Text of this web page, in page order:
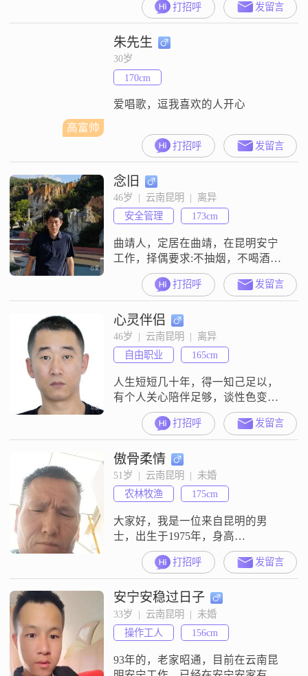
清茶和朋友一起分享。只想遇到个
喜欢的女人和我一起分享我的简单
快乐！！
打招呼 发留言
高富帅
朱先生
30岁
170cm
爱唱歌，逗我喜欢的人开心
打招呼 发留言
念旧
46岁  |  云南昆明  |  离异
安全管理
173cm
曲靖人，定居在曲靖，在昆明安宁
工作，择偶要求:不抽烟，不喝酒，
不赌博，年纪40以下，孝顺父母，
未来在曲靖、昆明生活都可以。
打招呼 发留言
心灵伴侣
46岁  |  云南昆明  |  离异
自由职业
165cm
人生短短几十年，得一知己足以，
有个人关心陪伴足够，谈性色变免
谈，不然找异性做伴侣有何意义？
打招呼 发留言
傲骨柔情
51岁  |  云南昆明  |  未婚
农林牧渔
175cm
大家好，我是一位来自昆明的男
士，出生于1975年，身高
175cm##3002##我的月收入在3001到
5000元之间，目前从事着一份稳定
的工作##3002##虽然我的学历是高
中及以下，但我一直保持着对知识
的渴望和对生活的热爱##3002##我
性格真诚可靠，对待事物总是认真
负责##3002##我热爱哲学思考，喜
欢探索生命
打招呼 发留言
安宁安稳过日子
33岁  |  云南昆明  |  未婚
操作工人
156cm
93年的，老家昭通，目前在云南昆